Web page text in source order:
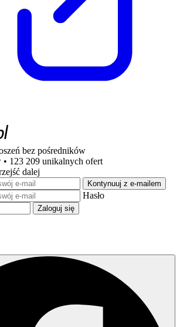
bez pośredników
123 209 unikalnych ofert
dalej
Kontynuuj z e-mailem
Hasło
Zaloguj się